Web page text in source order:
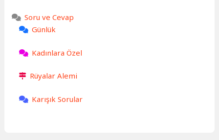
Soru ve Cevap
Günlük
Kadınlara Özel
Rüyalar Alemi
Karışık Sorular